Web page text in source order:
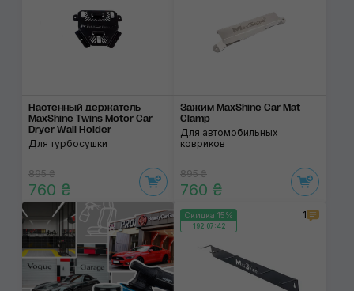
Настенный держатель
MaxShine Twins Motor Car
Dryer Wall Holder
Для турбосушки
895 ₴
760 ₴
Зажим MaxShine Car Mat
Clamp
Для автомобильных
ковриков
895 ₴
760 ₴
Скидка 15%
192:07:42
1